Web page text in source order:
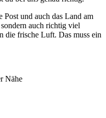
Post und auch das Land am
auch richtig viel
die frische Luft. Das muss ein
Nähe